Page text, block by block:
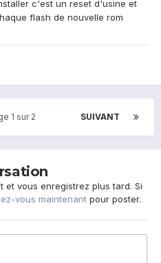
c'est un reset d'usine et
flash de nouvelle rom
SUIVANT
1 sur 2
et vous enregistrez plus tard. Si
vous maintenant pour poster.